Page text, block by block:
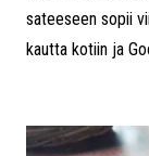
sateeseen sopii
kautta kotiin ja